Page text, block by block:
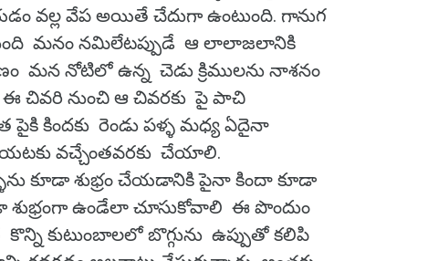
వల్ల వేప అయితే చేదుగా ఉంటుంది. గానుగ
మనం నమిలేటప్పుడే ఆ లాలాజలానికి
మన నోటిలో ఉన్న చెడు క్రిములను నాశనం
ఈ చివరి నుంచి ఆ చివరకు పై పాచి
పైకి కిందకు రెండు పళ్ళ మధ్య ఏదైనా
వచ్చేంతవరకు చేయాలి.
కూడా శుభ్రం చేయడానికి పైనా కిందా కూడా
శుభ్రంగా ఉండేలా చూసుకోవాలి ఈ పొందుం
కుటుంబాలలో బొగ్గును ఉప్పుతో కలిపి